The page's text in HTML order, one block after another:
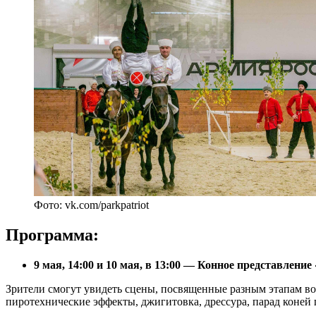
Фото: vk.com/parkpatriot
Программа:
9 мая, 14:00 и 10 мая, в 13:00 — Конное
Зрители смогут увидеть сцены, посвященные разным этапам
пиротехнические эффекты, джигитовка, дрессура, парад